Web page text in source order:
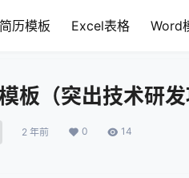
简历模板 Excel表格 Word
板（突出技术研发
2 年前 0 14